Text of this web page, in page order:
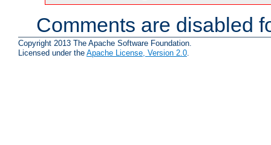
Comments are disabled
Copyright 2013 The Apache Software Foundation.
Licensed under the Apache License, Version 2.0.